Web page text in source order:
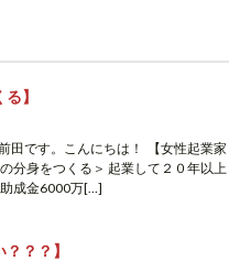
】
田です。こんにちは！ 【女性起業家
分身をつくる＞ 起業して２０年以上
成金6000万[…]
？？】